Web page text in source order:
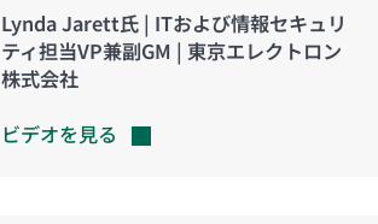
Lynda Jarett氏 | ITおよび情報セキュリ
ティ担当VP兼副GM | 東京エレクトロン
株式会社
ビデオを見る